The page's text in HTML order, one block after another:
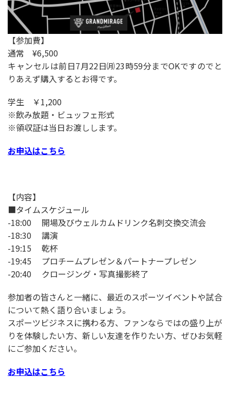
【参加費】
通常 ¥6,500
キャンセルは前日7月22日㈪23時59分までOKですのでと
りあえず購入するとお得です。
学生 ￥1,200
※飲み放題・ビュッフェ形式
※領収証は当日お渡しします。
お申込はこちら
【内容】
■タイムスケジュール
-18:00 開場及びウェルカムドリンク名刺交換交流会
-18:30 講演
-19:15 乾杯
-19:45 プロチームプレゼン＆パートナープレゼン
-20:40 クロージング・写真撮影終了
参加者の皆さんと一緒に、最近のスポーツイベントや試合
について熱く語り合いましょう。
スポーツビジネスに携わる方、ファンならではの盛り上が
りを体験したい方、新しい友達を作りたい方、ぜひお気軽
にご参加ください。
お申込はこちら